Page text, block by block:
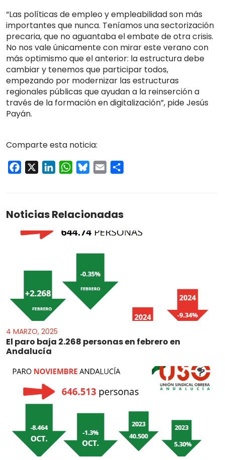
“Las políticas de empleo y empleabilidad son más
importantes que nunca. Teníamos una sectorización
precaria, que no aguantaba el embate de otra crisis.
No nos vale únicamente con mirar este verano con
más optimismo que el anterior: la estructura debe
cambiar y tenemos que participar todos,
empezando por modernizar las estructuras
regionales públicas que ayudan a la reinserción a
través de la formación en digitalización”, pide Jesús
Payán.
Comparte esta noticia:
Facebook LinkedInWhatsApp
Bluesky
Email
Noticias Relacionadas
4 MARZO, 2025
El paro baja 2.268 personas en febrero en
Andalucía